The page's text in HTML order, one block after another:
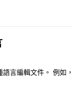
言編輯文件。 例如，